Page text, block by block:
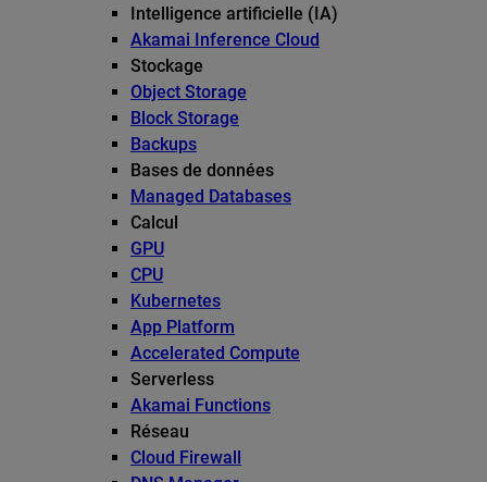
Intelligence artificielle (IA)
Akamai Inference Cloud
Stockage
Object Storage
Block Storage
Backups
Bases de données
Managed Databases
Calcul
GPU
CPU
Kubernetes
App Platform
Accelerated Compute
Serverless
Akamai Functions
Réseau
Cloud Firewall